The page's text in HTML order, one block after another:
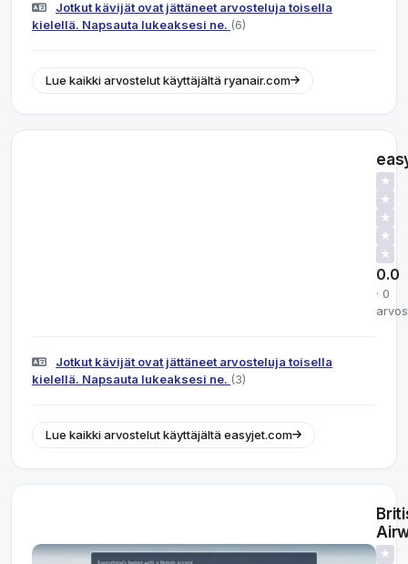
Jotkut kävijät ovat jättäneet arvosteluja toisella
kielellä. Napsauta lukeaksesi ne. (6)
Lue kaikki arvostelut käyttäjältä ryanair.com
★
★
★
★
★
0.0
· 0
Jotkut kävijät ovat jättäneet arvosteluja toisella
kielellä. Napsauta lukeaksesi ne. (3)
Lue kaikki arvostelut käyttäjältä easyjet.com
★